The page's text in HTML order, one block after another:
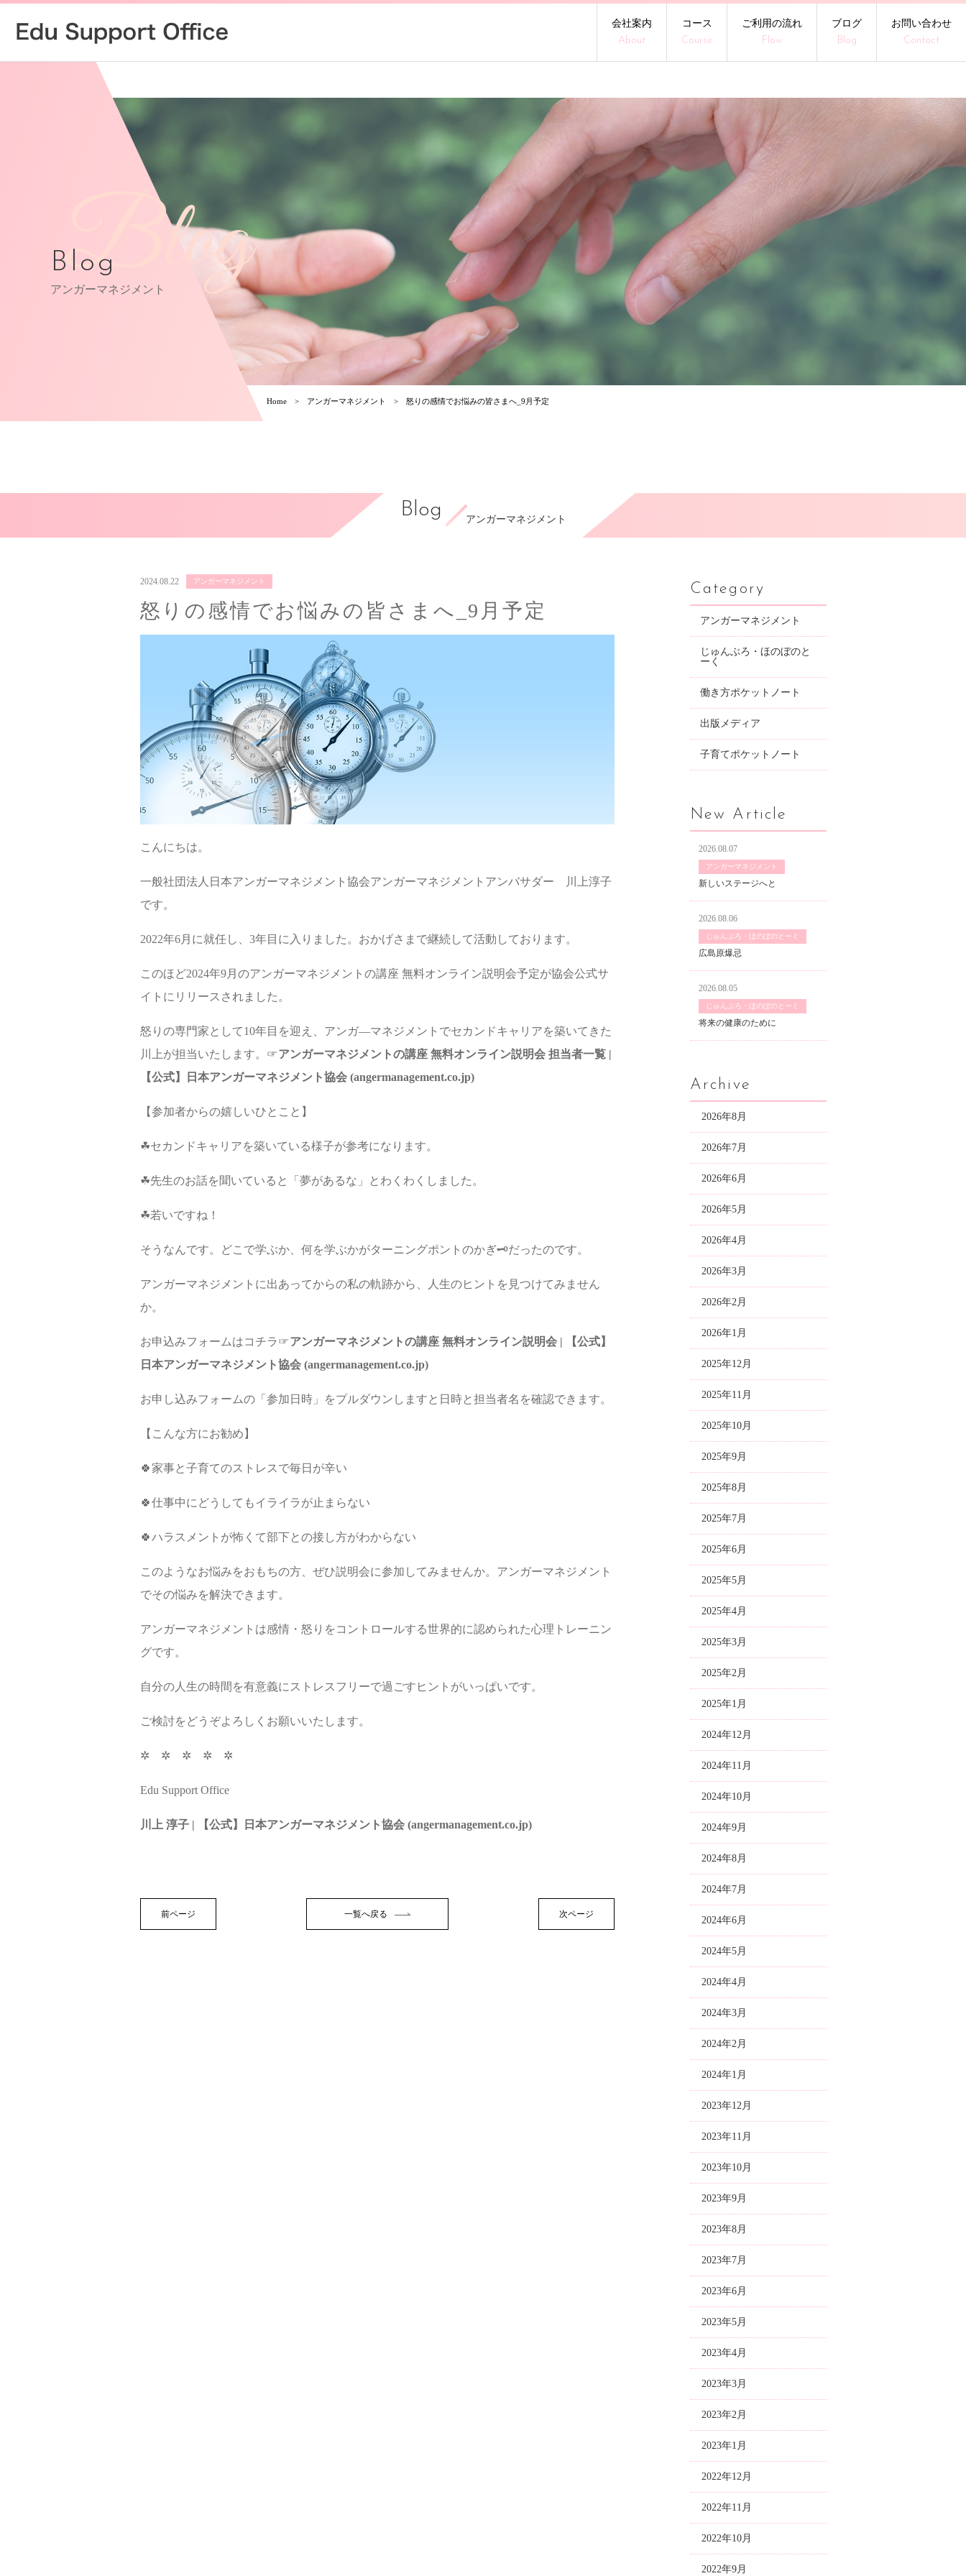
会社案内
About
コース
Course
ご利用の流れ
Flow
ブログ
Blog
お問い合わせ
Contact
Blog
Blog
アンガーマネジメント
Home アンガーマネジメント 怒りの感情でお悩みの皆さまへ_9月予定
Blog アンガーマネジメント
2024.08.22 アンガーマネジメント
怒りの感情でお悩みの皆さまへ_9月予定
こんにちは。
一般社団法人日本アンガーマネジメント協会アンガーマネジメントアンバサダー 川上淳子
です。
2022年6月に就任し、3年目に入りました。おかげさまで継続して活動しております。
このほど2024年9月のアンガーマネジメントの講座 無料オンライン説明会予定が協会公式サ
イトにリリースされました。
怒りの専門家として10年目を迎え、アンガ―マネジメントでセカンドキャリアを築いてきた
川上が担当いたします。☞アンガーマネジメントの講座 無料オンライン説明会 担当者一覧 |
【公式】日本アンガーマネジメント協会 (angermanagement.co.jp)
【参加者からの嬉しいひとこと】
☘セカンドキャリアを築いている様子が参考になります。
☘先生のお話を聞いていると「夢があるな」とわくわくしました。
☘若いですね！
そうなんです。どこで学ぶか、何を学ぶかがターニングポントのかぎ🗝だったのです。
アンガーマネジメントに出あってからの私の軌跡から、人生のヒントを見つけてみません
か。
お申込みフォームはコチラ☞アンガーマネジメントの講座 無料オンライン説明会 | 【公式】
日本アンガーマネジメント協会 (angermanagement.co.jp)
お申し込みフォームの「参加日時」をプルダウンしますと日時と担当者名を確認できます。
【こんな方にお勧め】
🍀家事と子育てのストレスで毎日が辛い
🍀仕事中にどうしてもイライラが止まらない
🍀ハラスメントが怖くて部下との接し方がわからない
このようなお悩みをおもちの方、ぜひ説明会に参加してみませんか。アンガーマネジメント
でその悩みを解決できます。
アンガーマネジメントは感情・怒りをコントロールする世界的に認められた心理トレーニン
グです。
自分の人生の時間を有意義にストレスフリーで過ごすヒントがいっぱいです。
ご検討をどうぞよろしくお願いいたします。
✲ ✲ ✲ ✲ ✲
Edu Support Office
川上 淳子 | 【公式】日本アンガーマネジメント協会 (angermanagement.co.jp)
前ページ 一覧へ戻る 次ページ
Category
アンガーマネジメント
じゅんぶろ・ほのぼのと
ーく
働き方ポケットノート
出版メディア
子育てポケットノート
New Article
2026.08.07
アンガーマネジメント
新しいステージへと
2026.08.06
じゅんぶろ・ほのぼのとーく
広島原爆忌
2026.08.05
じゅんぶろ・ほのぼのとーく
将来の健康のために
Archive
2026年8月
2026年7月
2026年6月
2026年5月
2026年4月
2026年3月
2026年2月
2026年1月
2025年12月
2025年11月
2025年10月
2025年9月
2025年8月
2025年7月
2025年6月
2025年5月
2025年4月
2025年3月
2025年2月
2025年1月
2024年12月
2024年11月
2024年10月
2024年9月
2024年8月
2024年7月
2024年6月
2024年5月
2024年4月
2024年3月
2024年2月
2024年1月
2023年12月
2023年11月
2023年10月
2023年9月
2023年8月
2023年7月
2023年6月
2023年5月
2023年4月
2023年3月
2023年2月
2023年1月
2022年12月
2022年11月
2022年10月
2022年9月